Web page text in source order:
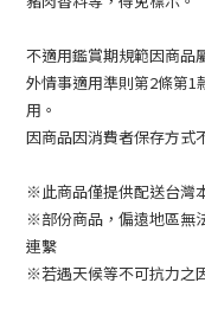
不適用鑑賞期規範因商品
外情事適用準則第2條第1
用。
因商品因消費者保存方式
※此商品僅提供配送台灣
※部份商品，偏遠地區無
連繫
※若遇天候等不可抗力之